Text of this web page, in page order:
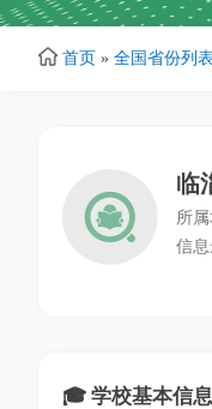
首页 » 全国省份列表
临
所
信息
🎓 学校基本信息